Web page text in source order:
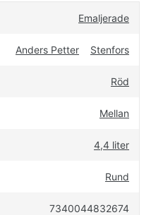
Emaljerade
Anders Petter Stenfors
Röd
Mellan
4,4 liter
Rund
7340044832674